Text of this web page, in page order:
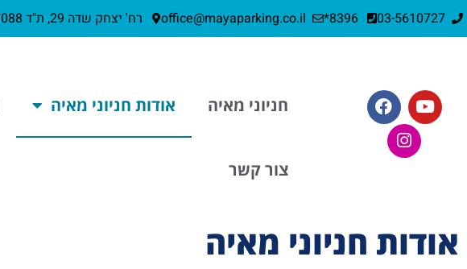
03-5610727
8396*
office@mayaparking.co.il רח' יצחק שדה 29, ת"ד 57088, תל אביב
חניוני מאיה אודות חניוני מאיה
צור קשר
אודות חניוני מאיה